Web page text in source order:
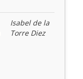
Isabel de la
Torre Diez